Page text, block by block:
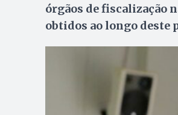
órgãos de fiscalização
obtidos ao longo deste